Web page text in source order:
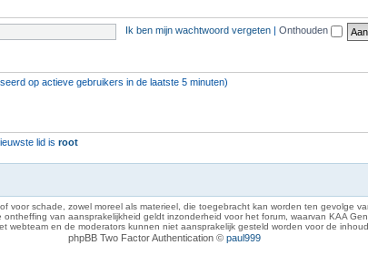
Ik ben mijn wachtwoord vergeten Onthouden
op actieve gebruikers in de laatste 5 minuten)
lid is root
voor schade, zowel moreel als materieel, die toegebracht kan worden ten gevolge
van aansprakelijkheid geldt inzonderheid voor het forum, waarvan KAA
webteam en de moderators kunnen niet aansprakelijk gesteld worden voor de
phpBB Two Factor Authentication © paul999